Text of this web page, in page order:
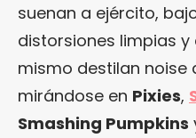
suenan a ejército,
distorsiones limpias
mismo destilan noise
mirándose en Pixies,
Smashing Pumpkins